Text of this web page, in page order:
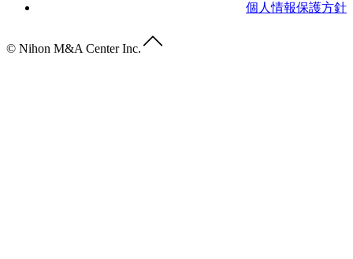
個人情報保護方針
© Nihon M&A Center Inc.